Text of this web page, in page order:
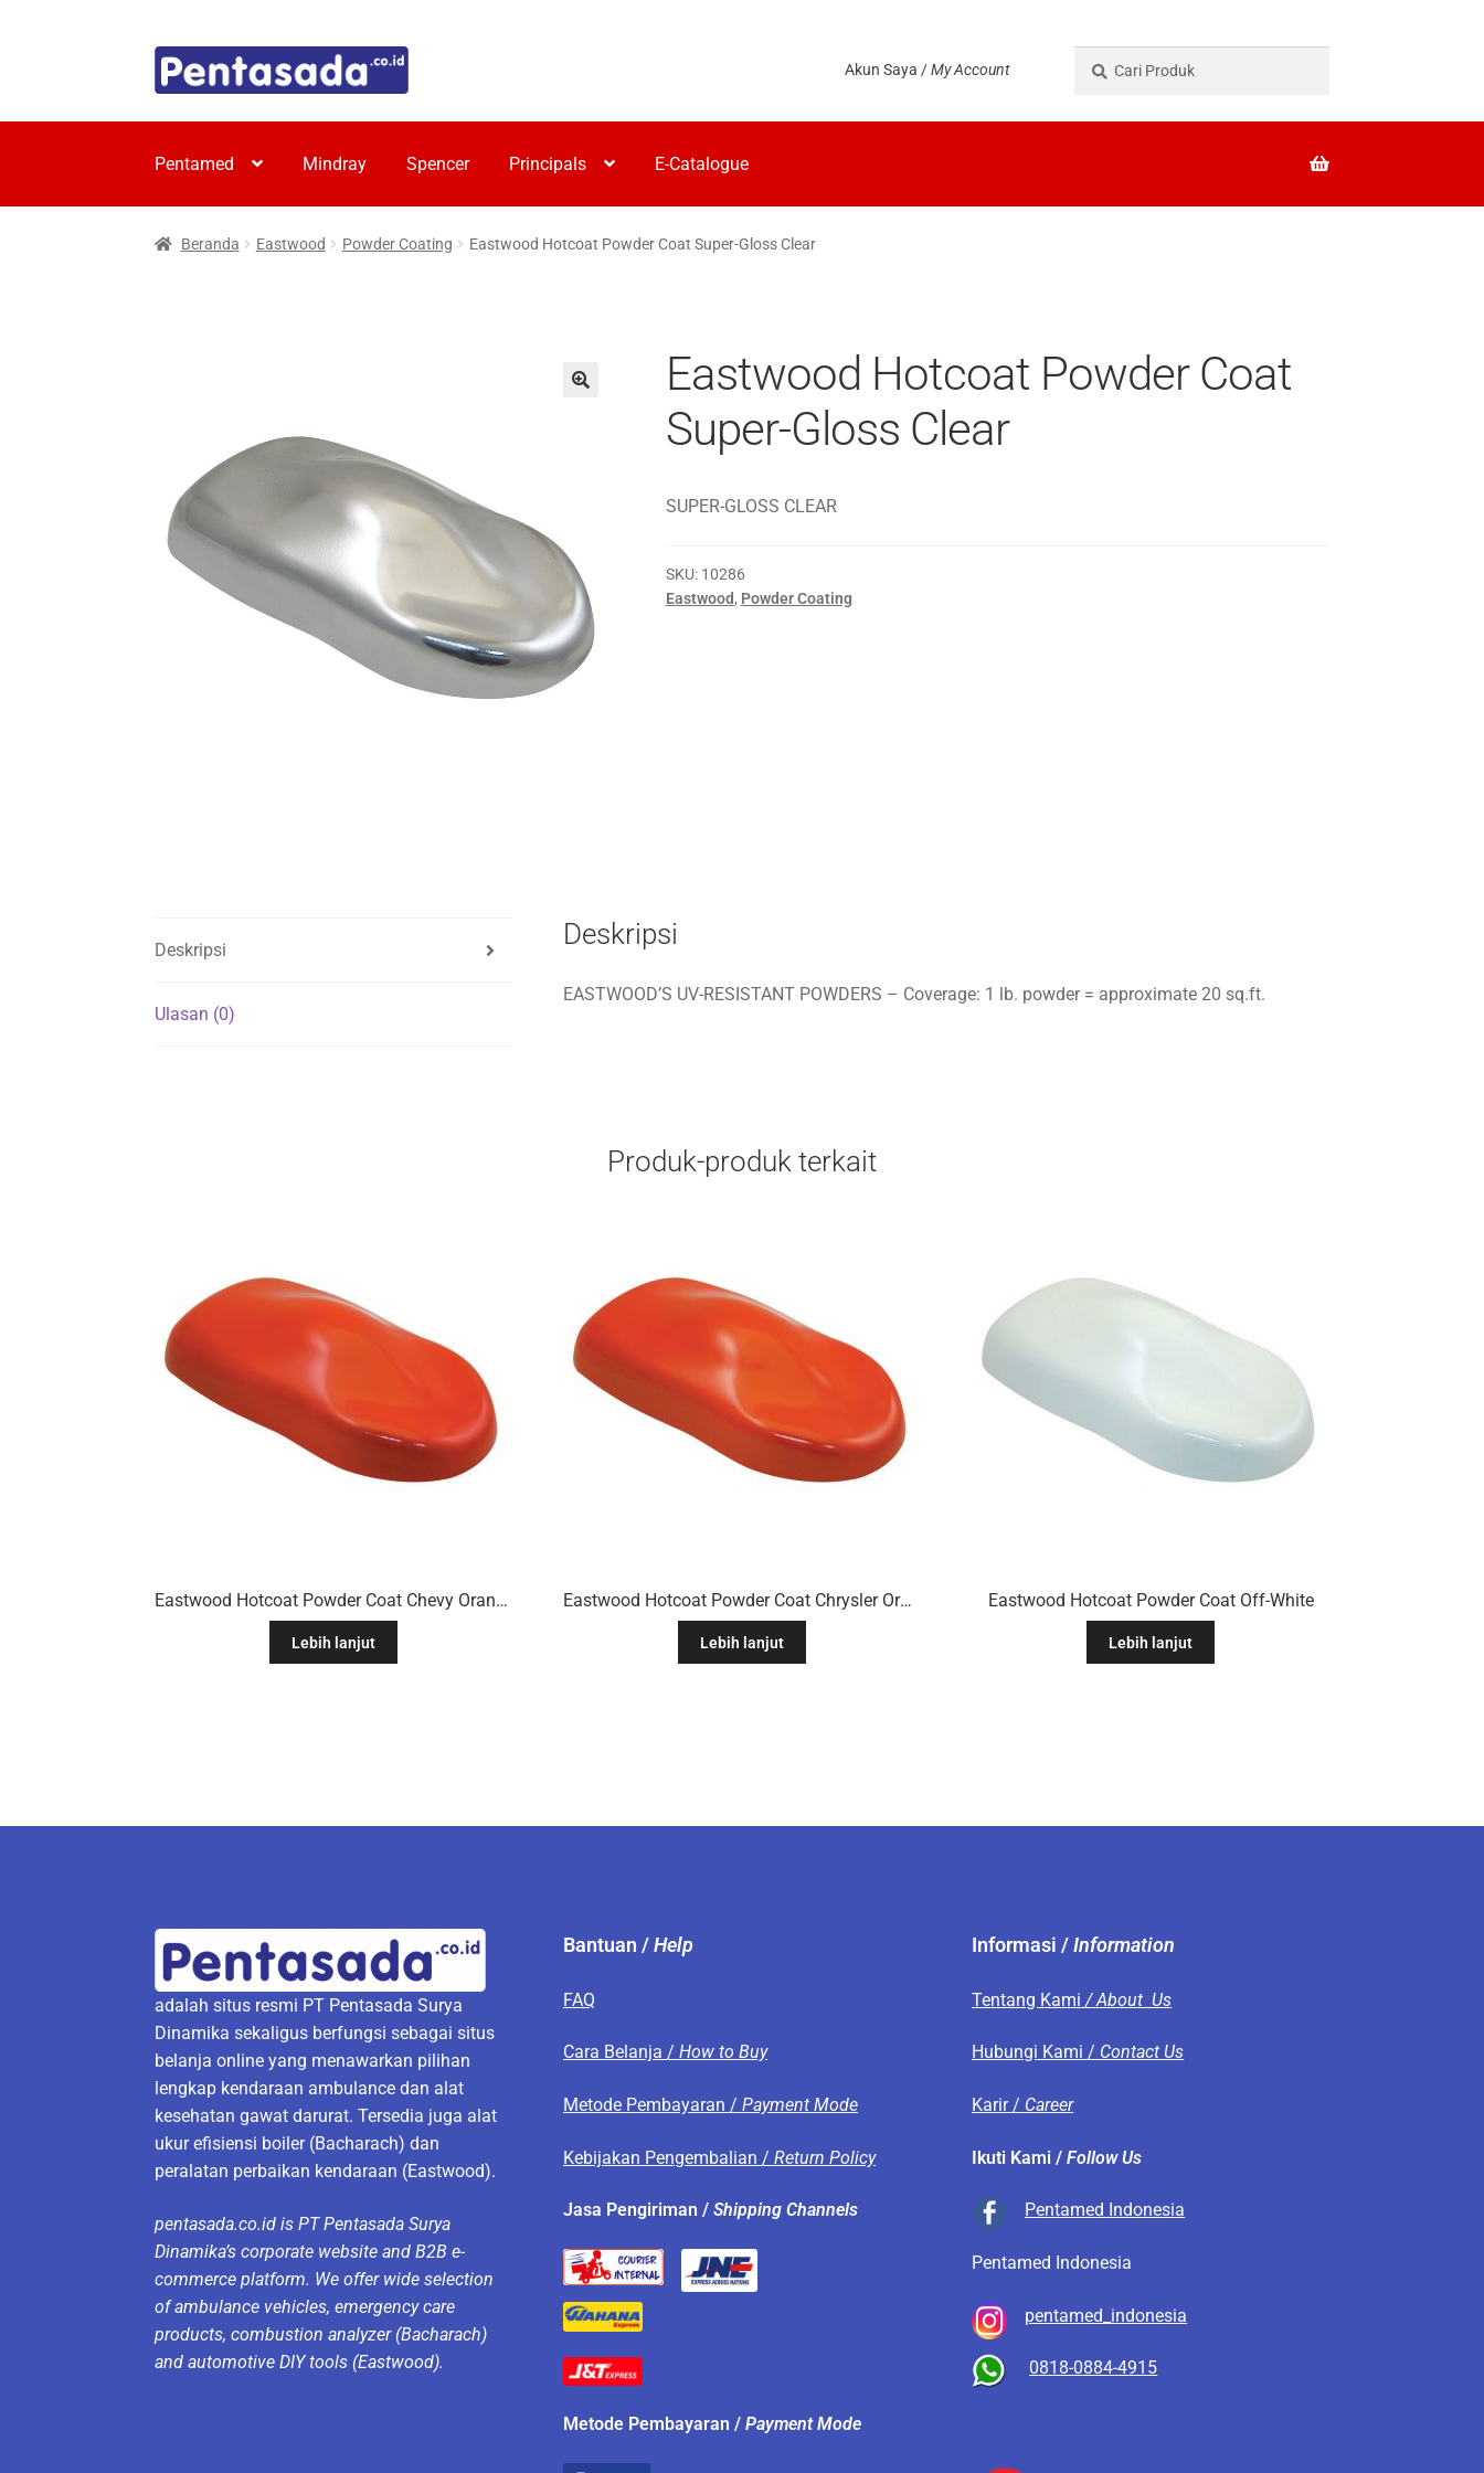
Skip
to
Skip
to
Akun Saya /My Account
untuk:
Pentamed Mindray Spencer Principals E-Catalogue
Beranda Eastwood Powder Coating Eastwood Hotcoat Powder Coat Super-Gloss Clear
Eastwood Hotcoat Powder Coat
Super-Gloss Clear
SUPER-GLOSS CLEAR
SKU: 10286
Eastwood, Powder Coating
Deskripsi
Ulasan (0)
Deskripsi
EASTWOOD’S UV-RESISTANT POWDERS – Coverage: 1 lb. powder = approximate 20 sq.ft.
Produk-produk terkait
Eastwood Hotcoat Powder Coat Chevy Orange/Vermilion
Lebih lanjut
Eastwood Hotcoat Powder Coat Chrysler Orange
Lebih lanjut
Eastwood Hotcoat Powder Coat Off-White
Lebih lanjut
adalah situs resmi PT Pentasada Surya
Dinamika sekaligus berfungsi sebagai situs
belanja online yang menawarkan pilihan
lengkap kendaraan ambulance dan alat
kesehatan gawat darurat. Tersedia juga alat
ukur efisiensi boiler (Bacharach) dan
peralatan perbaikan kendaraan (Eastwood).
pentasada.co.id is PT Pentasada Surya
Dinamika’s corporate website and B2B e-
commerce platform. We offer wide selection
of ambulance vehicles, emergency care
products, combustion analyzer (Bacharach)
and automotive DIY tools (Eastwood).
Bantuan /Help
FAQ
Cara Belanja /How to Buy
Metode Pembayaran /Payment Mode
Kebijakan Pengembalian /Return Policy
Jasa Pengiriman /Shipping Channels
Metode Pembayaran /Payment Mode
Informasi /Information
Tentang Kami/ About Us
Hubungi Kami / Contact Us
Karir / Career
Ikuti Kami /Follow Us
Pentamed Indonesia
Pentamed Indonesia
pentamed_indonesia
0818-0884-4915